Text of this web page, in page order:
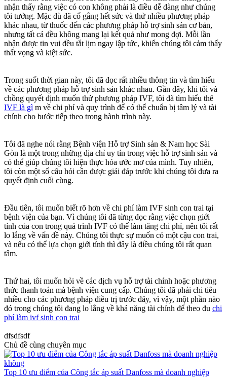
nhận thấy rằng việc có con không phải là điều dễ dàng như chúng
tôi tưởng. Mặc dù đã cố gắng hết sức và thử nhiều phương pháp
khác nhau, từ thuốc đến các phương pháp hỗ trợ sinh sản cơ bản,
nhưng tất cả đều không mang lại kết quả như mong đợi. Mỗi lần
nhận được tin vui đều tắt lịm ngay lập tức, khiến chúng tôi cảm thấy
thất vọng và kiệt sức.
Trong suốt thời gian này, tôi đã đọc rất nhiều thông tin và tìm hiểu
về các phương pháp hỗ trợ sinh sản khác nhau. Gần đây, khi tôi và
chồng quyết định muốn thử phương pháp IVF, tôi đã tìm hiểu thê
IVF là gì m về chi phí và quy trình để có thể chuẩn bị tâm lý và tài
chính cho bước tiếp theo trong hành trình này.
Tôi đã nghe nói rằng Bệnh viện Hỗ trợ Sinh sản & Nam học Sài
Gòn là một trong những địa chỉ uy tín trong việc hỗ trợ sinh sản và
có thể giúp chúng tôi hiện thực hóa ước mơ của mình. Tuy nhiên,
tôi còn một số câu hỏi cần được giải đáp trước khi chúng tôi đưa ra
quyết định cuối cùng.
Đầu tiên, tôi muốn biết rõ hơn về chi phí làm IVF sinh con trai tại
bệnh viện của bạn. Vì chúng tôi đã từng đọc rằng việc chọn giới
tính của con trong quá trình IVF có thể làm tăng chi phí, nên tôi rất
lo lắng về vấn đề này. Chúng tôi thực sự muốn có một cậu con trai,
và nếu có thể lựa chọn giới tính thì đây là điều chúng tôi rất quan
tâm.
Thứ hai, tôi muốn hỏi về các dịch vụ hỗ trợ tài chính hoặc phương
thức thanh toán mà bệnh viện cung cấp. Chúng tôi đã phải chi tiêu
nhiều cho các phương pháp điều trị trước đây, vì vậy, một phần nào
đó trong chúng tôi đang lo lắng về khả năng tài chính để theo đu chi
phí làm ivf sinh con trai
dfsdfsdf
Chủ đề cùng chuyên mục
Top 10 ưu điểm của Công tắc áp suất Danfoss mà doanh nghiệp